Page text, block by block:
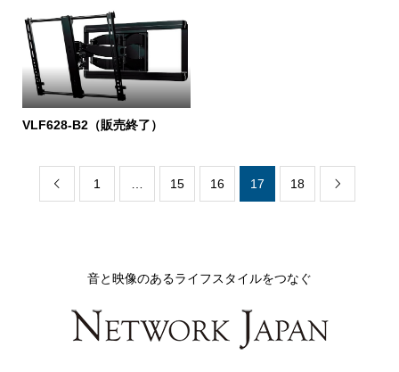
VLF628-B2（販売終了）
 1 15 16 17 18 
音と映像のあるライフスタイルをつなぐ